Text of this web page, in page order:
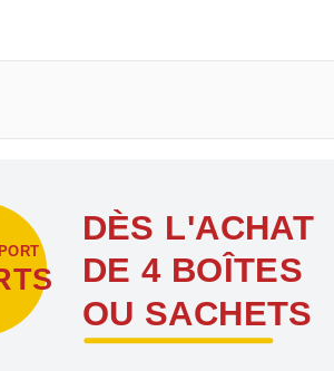
DÈS L'ACHAT
DE 4 BOÎTES
OU SACHETS